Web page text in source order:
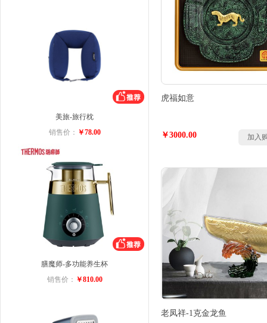
美旅-旅行枕
销售价： ￥78.00
膳魔师-多功能养生杯
销售价： ￥810.00
虎福如意
￥3000.00 加入
老凤祥-1克金龙鱼